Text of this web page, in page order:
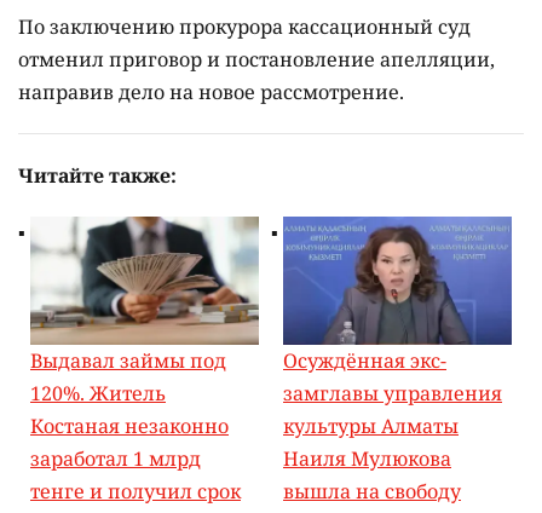
По заключению прокурора кассационный суд
отменил приговор и постановление апелляции,
направив дело на новое рассмотрение.
Читайте также:
Выдавал займы под
120%. Житель
Костаная незаконно
заработал 1 млрд
тенге и получил срок
Осуждённая экс-
замглавы управления
культуры Алматы
Наиля Мулюкова
вышла на свободу